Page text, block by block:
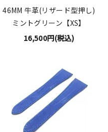
46MM 牛革(リザード型押し)
ミントグリーン【XS】
16,500円(税込)